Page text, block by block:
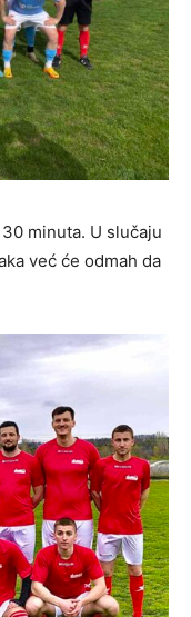
minuta. U slučaju
već će odmah da